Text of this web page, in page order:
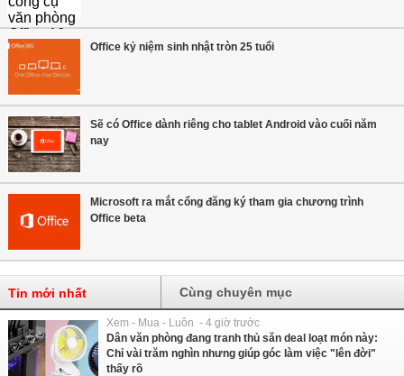
Office kỷ niệm sinh nhật tròn 25 tuổi
Sẽ có Office dành riêng cho tablet Android vào cuối năm
nay
Microsoft ra mắt cổng đăng ký tham gia chương trình
Office beta
Tin mới nhất Cùng chuyên mục
Xem - Mua - Luôn - 4 giờ trước
Dân văn phòng đang tranh thủ săn deal loạt món này:
Chỉ vài trăm nghìn nhưng giúp góc làm việc "lên đời"
thấy rõ